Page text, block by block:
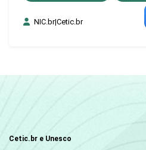
NIC.br|Cetic.br
Cetic.br e Unesco